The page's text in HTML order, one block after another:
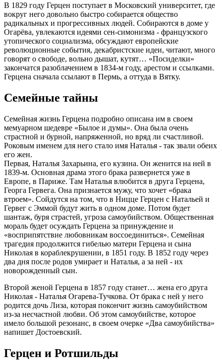
В 1829 году Герцен поступает в Московский университет, где
вокруг него довольно быстро собирается общество
радикальных и прогрессивных людей. Собираются в доме у
Огарёва, увлекаются идеями сен-симонизма - французского
утопического социализма, обсуждают европейские
революционные события, декабристские идеи, читают, много
говорят о свободе, вольно дышат, кутят… «Посиделки»
закончатся разоблачением в 1834-м году, арестом и ссылками.
Герцена сначала ссылают в Пермь, а оттуда в Вятку.
Семейные тайны
Семейная жизнь Герцена подробно описана им в своем
мемуарном шедевре «Былое и думы». Она была очень
страстной и бурной, напряженной, но вряд ли счастливой.
Роковым именем для него стало имя Наталья - так звали обеих
его жен.
Первая, Наталья Захарьина, его кузина. Он женится на ней в
1839-м. Основная драма этого брака развернется уже в
Европе, в Париже. Там Наталья влюбится в друга Герцена,
Георга Гервега. Она признается мужу, что хочет «брака
втроем». Сойдутся на том, что в Ницце Герцен с Натальей и
Гервег с Эммой будут жить в одном доме. Потом будет
шантаж, буря страстей, угроза самоубийством. Общественная
мораль будет осуждать Герцена за принуждение и
«восприпятствие любовникам воссоединиться». Семейная
трагедия продолжится гибелью матери Герцена и сына
Николая в кораблекрушении, в 1851 году. В 1852 году через
два дня после родов умирает и Наталья, а за ней - их
новорожденный сын.
Второй женой Герцена в 1857 году станет… жена его друга
Николая - Наталья Огарева-Тучкова. От брака с ней у него
родится дочь Лиза, которая покончит жизнь самоубийством
из-за несчастной любви. Об этом самоубийстве, которое
имело большой резонанс, в своем очерке «Два самоубийства»
напишет Достоевский.
Герцен и Ротшильды